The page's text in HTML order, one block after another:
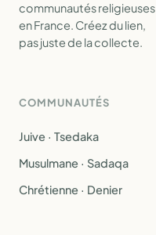
communautés religieuses
en France. Créez du lien,
pas juste de la collecte.
COMMUNAUTÉS
Juive · Tsedaka
Musulmane · Sadaqa
Chrétienne · Denier